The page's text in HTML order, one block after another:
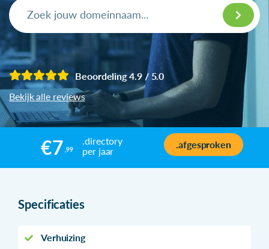
Beoordeling 4.9 / 5.0
Bekijk alle reviews
€7 ,99
.directory
per jaar
.afgesproken
Specificaties
Verhuizing